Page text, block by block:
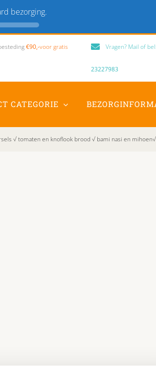
bezorging.
€90,-voor gratis Vragen? Mail of bel:
23227983
CATEGORIE
√ tomaten en knoflook brood √ bami nasi en